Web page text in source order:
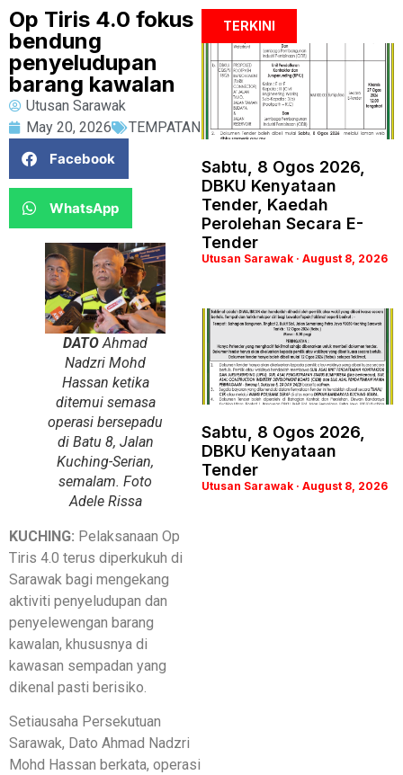
Op Tiris 4.0 fokus
bendung
penyeludupan
barang kawalan
Utusan Sarawak
May 20, 2026
TEMPATAN
Facebook
WhatsApp
DATOAhmad
Nadzri Mohd
Hassan ketika
ditemui semasa
operasi bersepadu
di Batu 8, Jalan
Kuching-Serian,
semalam. Foto
Adele Rissa
KUCHING: Pelaksanaan Op
Tiris 4.0 terus diperkukuh di
Sarawak bagi mengekang
aktiviti penyeludupan dan
penyelewengan barang
kawalan, khususnya di
kawasan sempadan yang
dikenal pasti berisiko.
Setiausaha Persekutuan
Sarawak, Dato Ahmad Nadzri
Mohd Hassan berkata, operasi
TERKINI
Sabtu, 8 Ogos 2026,
DBKU Kenyataan
Tender, Kaedah
Perolehan Secara E-
Tender
Utusan Sarawak August 8, 2026
Sabtu, 8 Ogos 2026,
DBKU Kenyataan
Tender
Utusan Sarawak August 8, 2026